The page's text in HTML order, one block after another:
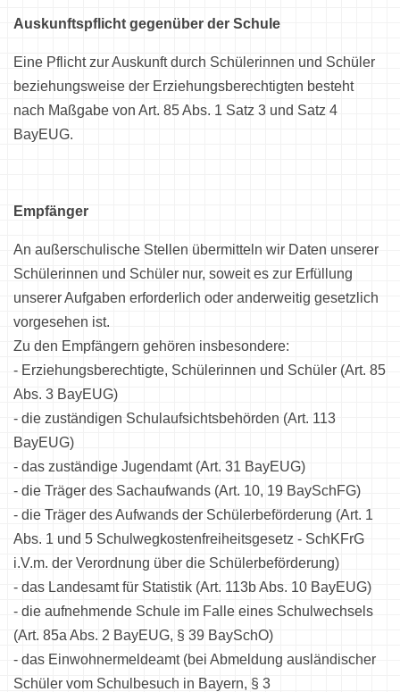
Auskunftspflicht gegenüber der Schule
Eine Pflicht zur Auskunft durch Schülerinnen und Schüler
beziehungsweise der Erziehungsberechtigten besteht
nach Maßgabe von Art. 85 Abs. 1 Satz 3 und Satz 4
BayEUG.
Empfänger
An außerschulische Stellen übermitteln wir Daten unserer
Schülerinnen und Schüler nur, soweit es zur Erfüllung
unserer Aufgaben erforderlich oder anderweitig gesetzlich
vorgesehen ist.
Zu den Empfängern gehören insbesondere:
- Erziehungsberechtigte, Schülerinnen und Schüler (Art. 85
Abs. 3 BayEUG)
- die zuständigen Schulaufsichtsbehörden (Art. 113
BayEUG)
- das zuständige Jugendamt (Art. 31 BayEUG)
- die Träger des Sachaufwands (Art. 10, 19 BaySchFG)
- die Träger des Aufwands der Schülerbeförderung (Art. 1
Abs. 1 und 5 Schulwegkostenfreiheitsgesetz - SchKFrG
i.V.m. der Verordnung über die Schülerbeförderung)
- das Landesamt für Statistik (Art. 113b Abs. 10 BayEUG)
- die aufnehmende Schule im Falle eines Schulwechsels
(Art. 85a Abs. 2 BayEUG, § 39 BaySchO)
- das Einwohnermeldeamt (bei Abmeldung ausländischer
Schüler vom Schulbesuch in Bayern, § 3